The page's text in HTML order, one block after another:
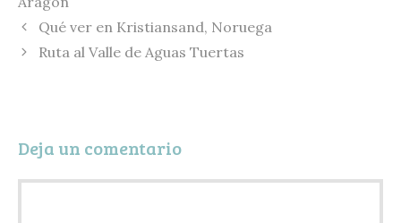
n
k
lp
r
Qué ver en Kristiansand, Noruega
Ruta al Valle de Aguas Tuertas
Deja un comentario